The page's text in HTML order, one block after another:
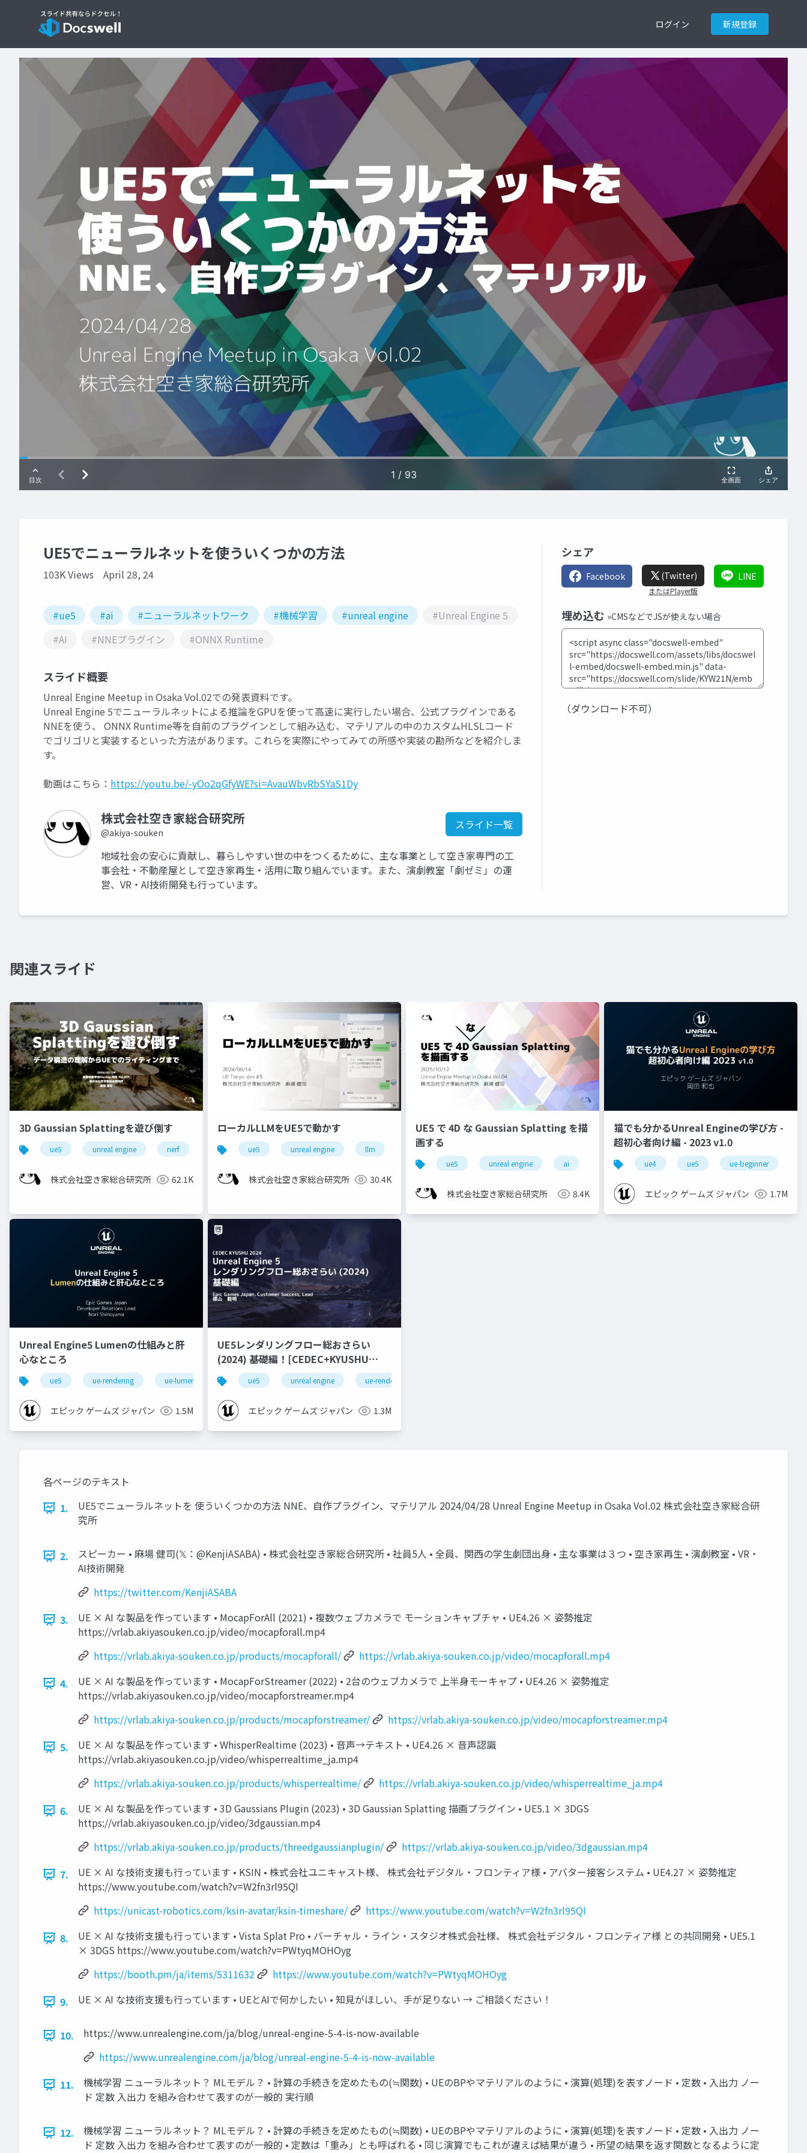
ログイン 新規登録
UE5でニューラルネットを使ういくつかの方法
103K Views April 28, 24
#ue5 #ai #ニューラルネットワーク #機械学習 #unreal engine
#Unreal Engine 5
#AI
#NNEプラグイン #ONNX Runtime
スライド概要
Unreal Engine Meetup in Osaka Vol.02での発表資料です。
Unreal Engine 5でニューラルネットによる推論をGPUを使って高速に実行したい場合、公式プラグインである
NNEを使う、 ONNX Runtime等を自前のプラグインとして組み込む、マテリアルの中のカスタムHLSLコード
でゴリゴリと実装するといった方法があります。これらを実際にやってみての所感や実装の勘所などを紹介しま
す。
動画はこちら： https://youtu.be/-yOo2qGfyWE?si=AvauWbvRbSYaS1Dy
株式会社空き家総合研究所
@akiya-souken
スライド一覧
地域社会の安心に貢献し、暮らしやすい世の中をつくるために、主な事業として空き家専門の工
事会社・不動産屋として空き家再生・活用に取り組んでいます。また、演劇教室「劇ゼミ」の運
営、VR・AI技術開発も行っています。
シェア
Facebook (Twitter)
またはPlayer版
LINE
埋め込む »CMSなどでJSが使えない場合
（ダウンロード不可）
関連スライド
3D Gaussian Splattingを遊び倒す
ue5 unreal engine nerf 3d gaussian splatting 3dgs
株式会社空き家総合研究所 62.1K
ローカルLLMをUE5で動かす
ue5 unreal engine llm local llm
株式会社空き家総合研究所 30.4K
UE5 で 4D な Gaussian Splatting を描
画する
ue5 unreal engine ai
株式会社空き家総合研究所 8.4K
猫でも分かるUnreal Engineの学び方 -
超初心者向け編 - 2023 v1.0
ue4 ue5 ue-beginner
エピック ゲームズ ジャパン 1.7M
Unreal Engine5 Lumenの仕組みと肝
心なところ
ue5 ue-rendering ue-lumen
エピック ゲームズ ジャパン 1.5M
UE5レンダリングフロー総おさらい
(2024) 基礎編！[CEDEC+KYUSHU
2024] ue5 unreal engine ue-rendering
エピック ゲームズ ジャパン 1.3M
各ページのテキスト
1.
UE5でニューラルネットを 使ういくつかの方法 NNE、自作プラグイン、マテリアル 2024/04/28 Unreal Engine Meetup in Osaka Vol.02 株式会社空き家総合研
究所
2.
スピーカー • 麻場 健司(𝕏：@KenjiASABA) • 株式会社空き家総合研究所 • 社員5人 • 全員、関西の学生劇団出身 • 主な事業は３つ • 空き家再生 • 演劇教室 • VR・
AI技術開発
https://twitter.com/KenjiASABA
3.
UE × AI な製品を作っています • MocapForAll (2021) • 複数ウェブカメラで モーションキャプチャ • UE4.26 × 姿勢推定
https://vrlab.akiyasouken.co.jp/video/mocapforall.mp4
https://vrlab.akiya-souken.co.jp/products/mocapforall/
https://vrlab.akiya-souken.co.jp/video/mocapforall.mp4
4.
UE × AI な製品を作っています • MocapForStreamer (2022) • 2台のウェブカメラで 上半身モーキャプ • UE4.26 × 姿勢推定
https://vrlab.akiyasouken.co.jp/video/mocapforstreamer.mp4
https://vrlab.akiya-souken.co.jp/products/mocapforstreamer/
https://vrlab.akiya-souken.co.jp/video/mocapforstreamer.mp4
5.
UE × AI な製品を作っています • WhisperRealtime (2023) • 音声→テキスト • UE4.26 × 音声認識
https://vrlab.akiyasouken.co.jp/video/whisperrealtime_ja.mp4
https://vrlab.akiya-souken.co.jp/products/whisperrealtime/
https://vrlab.akiya-souken.co.jp/video/whisperrealtime_ja.mp4
6.
UE × AI な製品を作っています • 3D Gaussians Plugin (2023) • 3D Gaussian Splatting 描画プラグイン • UE5.1 × 3DGS
https://vrlab.akiyasouken.co.jp/video/3dgaussian.mp4
https://vrlab.akiya-souken.co.jp/products/threedgaussianplugin/
https://vrlab.akiya-souken.co.jp/video/3dgaussian.mp4
7.
UE × AI な技術支援も行っています • KSIN • 株式会社ユニキャスト様、 株式会社デジタル・フロンティア様 • アバター接客システム • UE4.27 × 姿勢推定
https://www.youtube.com/watch?v=W2fn3rl95QI
https://unicast-robotics.com/ksin-avatar/ksin-timeshare/
https://www.youtube.com/watch?v=W2fn3rl95QI
8.
UE × AI な技術支援も行っています • Vista Splat Pro • バーチャル・ライン・スタジオ株式会社様、 株式会社デジタル・フロンティア様 との共同開発 • UE5.1
× 3DGS https://www.youtube.com/watch?v=PWtyqMOHOyg
https://booth.pm/ja/items/5311632
https://www.youtube.com/watch?v=PWtyqMOHOyg
9.
UE × AI な技術支援も行っています • UEとAIで何かしたい • 知見がほしい、手が足りない → ご相談ください！
10.
https://www.unrealengine.com/ja/blog/unreal-engine-5-4-is-now-available
https://www.unrealengine.com/ja/blog/unreal-engine-5-4-is-now-available
11.
機械学習 ニューラルネット？ MLモデル？ • 計算の手続きを定めたもの(≒関数) • UEのBPやマテリアルのように • 演算(処理)を表すノード • 定数 • 入出力 ノー
ド 定数 入出力 を組み合わせて表すのが一般的 実行順
12.
機械学習 ニューラルネット？ MLモデル？ • 計算の手続きを定めたもの(≒関数) • UEのBPやマテリアルのように • 演算(処理)を表すノード • 定数 • 入出力 ノー
ド 定数 入出力 を組み合わせて表すのが一般的 • 定数は「重み」とも呼ばれる • 同じ演算でもこれが違えば結果が違う • 所望の結果を返す関数となるように定